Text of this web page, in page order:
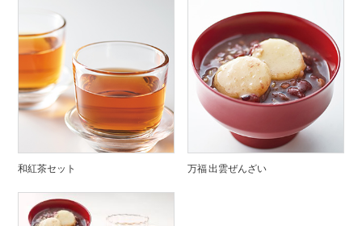
和紅茶セット 万福 出雲ぜんざい